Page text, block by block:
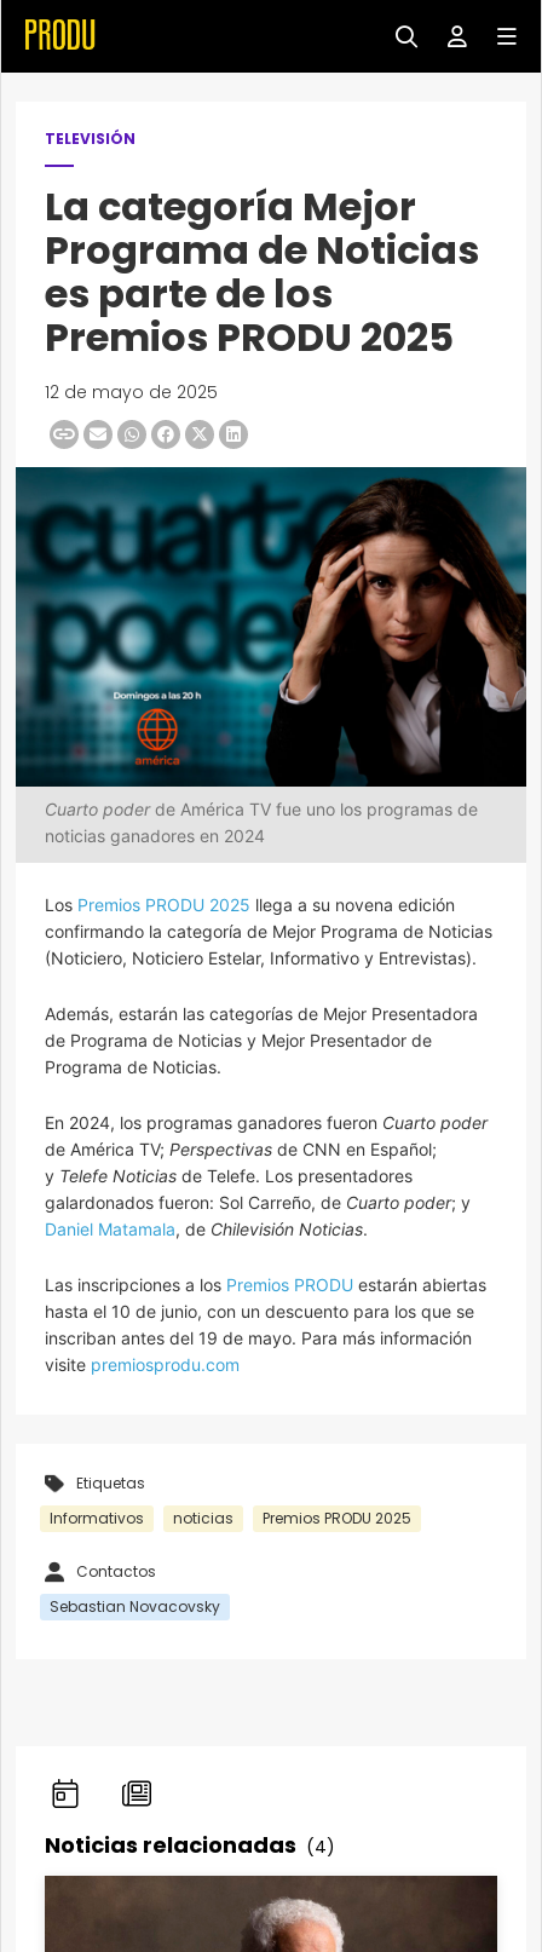
TELEVISIÓN
La categoría Mejor
Programa de Noticias
es parte de los
Premios PRODU 2025
12 de mayo de 2025
Cuarto poderde América TV fue uno los programas de
noticias ganadores en 2024
Los Premios PRODU 2025 llega a su novena edición
confirmando la categoría de Mejor Programa de Noticias
(Noticiero, Noticiero Estelar, Informativo y Entrevistas).
Además, estarán las categorías de Mejor Presentadora
de Programa de Noticias y Mejor Presentador de
Programa de Noticias.
En 2024, los programas ganadores fueron Cuarto poder
de América TV; Perspectivas de CNN en Español;
y Telefe Noticias de Telefe. Los presentadores
galardonados fueron: Sol Carreño, de Cuarto poder; y
Daniel Matamala, de Chilevisión Noticias.
Las inscripciones a los Premios PRODU estarán abiertas
hasta el 10 de junio, con un descuento para los que se
inscriban antes del 19 de mayo. Para más información
visite premiosprodu.com
Etiquetas
Informativos
noticias Premios PRODU 2025
Contactos
Sebastian Novacovsky
Noticias relacionadas (4)